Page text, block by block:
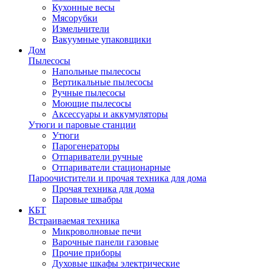
Кухонные весы
Мясорубки
Измельчители
Вакуумные упаковщики
Дом
Пылесосы
Напольные пылесосы
Вертикальные пылесосы
Ручные пылесосы
Моющие пылесосы
Аксессуары и аккумуляторы
Утюги и паровые станции
Утюги
Парогенераторы
Отпариватели ручные
Отпариватели стационарные
Пароочистители и прочая техника для дома
Прочая техника для дома
Паровые швабры
КБТ
Встраиваемая техника
Микроволновые печи
Варочные панели газовые
Прочие приборы
Духовые шкафы электрические